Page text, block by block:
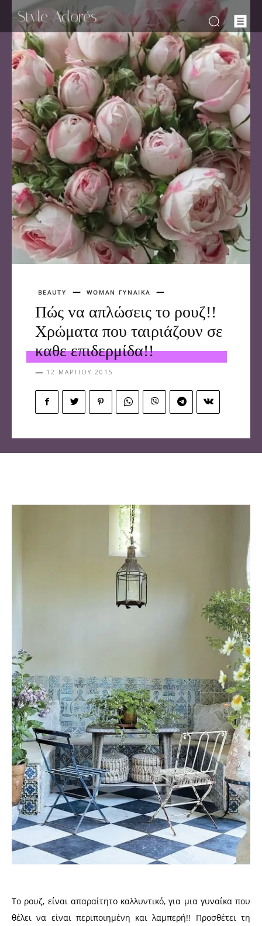
-Style Adorés
BEAUTY WOMAN ΓΥΝΑΙΚΑ
Πώς vα απλώσεις το ρουζ!!
Χρώματα που ταιριάζουν σε
καθε επιδερμίδα!!
12 ΜΑΡΤΊΟΥ 2015
Το ρουζ, είναι απαραίτητο καλλυντικό, για μια γυναίκα που
θέλει να είναι περιποιημένη και λαμπερή!! Προσθέτει τη